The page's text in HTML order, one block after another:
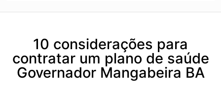
10 considerações para
contratar um plano de saúde
Governador Mangabeira BA